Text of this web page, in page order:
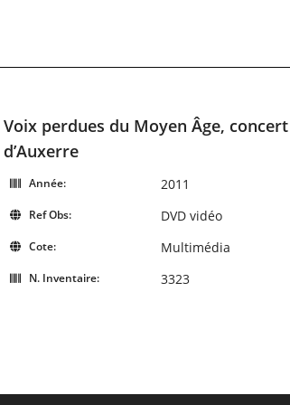
Voix perdues du Moyen Âge,
d’Auxerre
Année: 2011
Ref Obs: DVD vidéo
Cote: Multimédia
N. Inventaire: 3323